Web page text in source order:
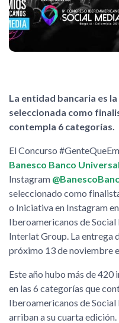
La entidad bancaria es
seleccionada como
contempla 6 categorías.
El Concurso
Banesco Banco Universal
Instagram
seleccionado como
o Iniciativa en Instagram
Iberoamericanos de
Interlat Group. La entrega
próximo 13 de noviembre
Este año hubo más de
en las 6 categorías que
Iberoamericanos de
arriban a su cuarta edición.